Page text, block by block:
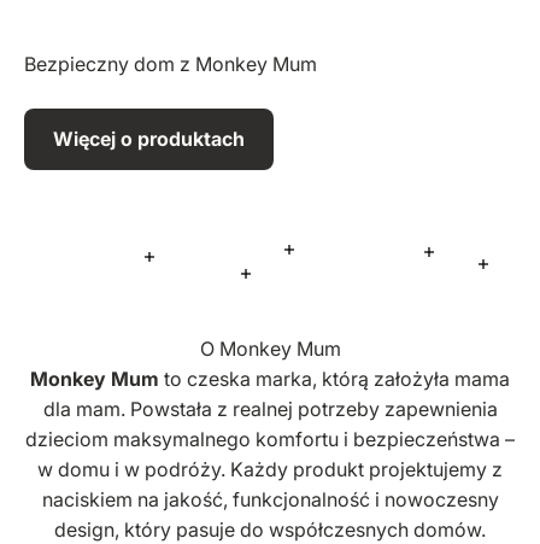
Bezpieczny dom z Monkey Mum
Więcej o produktach
Więcej
Więcej informacji Więcej informacji
O Monkey Mum
Monkey Mum to czeska marka, którą założyła mama
dla mam. Powstała z realnej potrzeby zapewnienia
dzieciom maksymalnego komfortu i bezpieczeństwa –
w domu i w podróży. Każdy produkt projektujemy z
naciskiem na jakość, funkcjonalność i nowoczesny
design, który pasuje do współczesnych domów.